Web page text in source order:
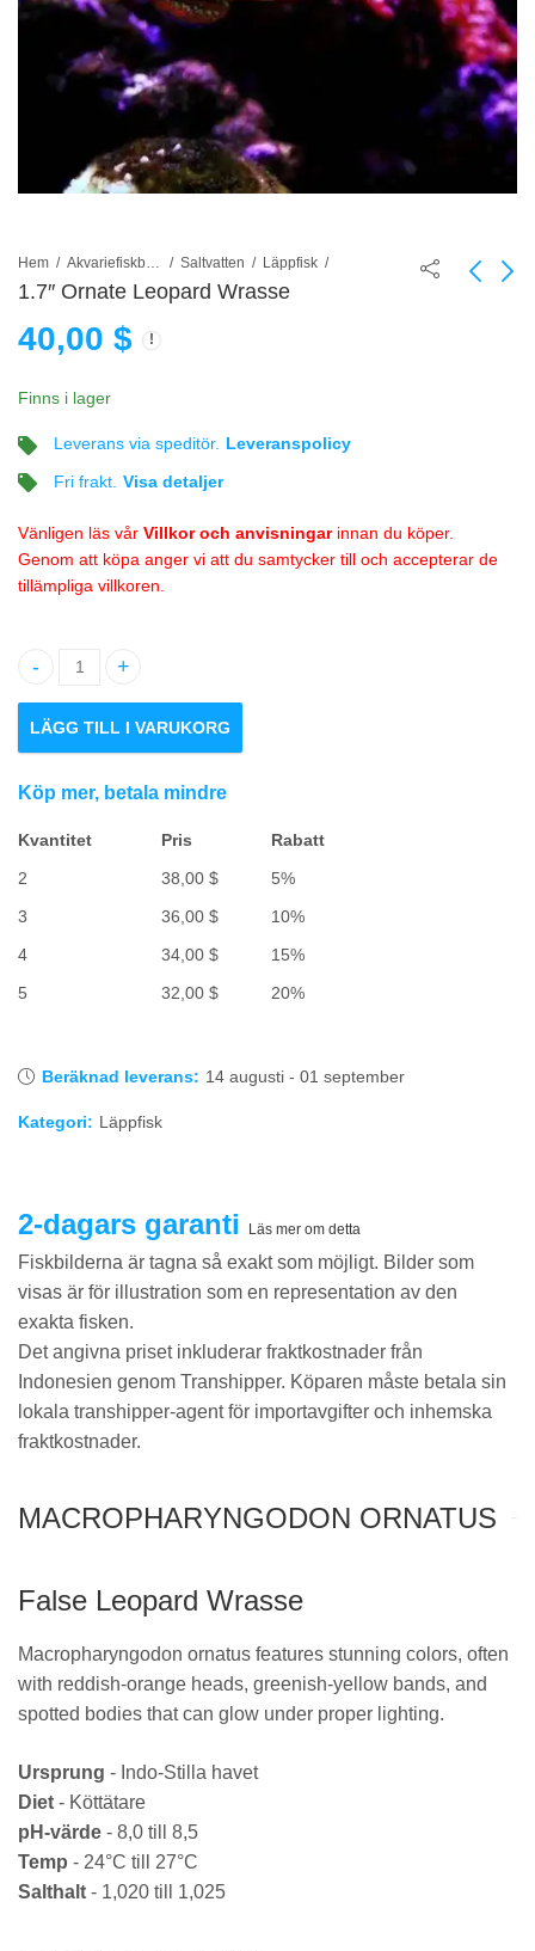
Hem Saltvatten Läppfisk
1.7″ Ornate Leopard Wrasse
40,00 $
Finns i lager
Leverans via speditör. Leveranspolicy
Fri frakt. Visa detaljer
Vänligen läs vår Villkor och anvisningarinnan du köper.
Genom att köpa anger vi att du samtycker till och accepterar de
tillämpliga villkoren.
1.7" Ornate Leopard Wrasse kvantitet
LÄGG TILL I VARUKORG
Köp mer, betala mindre
Kvantitet Pris
Rabatt
2
38,00 $
5%
3
36,00 $
10%
4
34,00 $
15%
5
32,00 $ 20%
Beräknad leverans: 14 augusti - 01 september
Kategori: Läppfisk
2-dagars garanti Läs mer om detta
Fiskbilderna är tagna så exakt som möjligt. Bilder som
visas är för illustration som en representation av den
exakta fisken.
Det angivna priset inkluderar fraktkostnader från
Indonesien genom Transhipper. Köparen måste betala sin
lokala transhipper-agent för importavgifter och inhemska
fraktkostnader.
MACROPHARYNGODON ORNATUS
False Leopard Wrasse
Macropharyngodon ornatus features stunning colors, often
with reddish-orange heads, greenish-yellow bands, and
spotted bodies that can glow under proper lighting.
Ursprung - Indo-Stilla havet
Diet - Köttätare
pH-värde - 8,0 till 8,5
Temp - 24°C till 27°C
Salthalt - 1,020 till 1,025